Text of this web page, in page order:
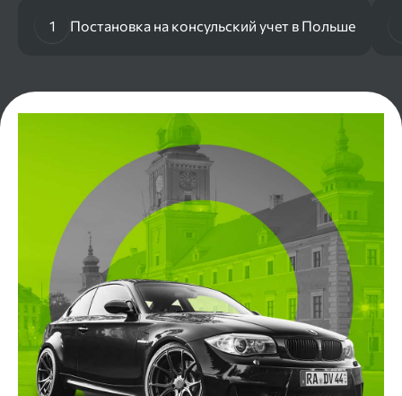
1 Постановка на консульский учет в Польше